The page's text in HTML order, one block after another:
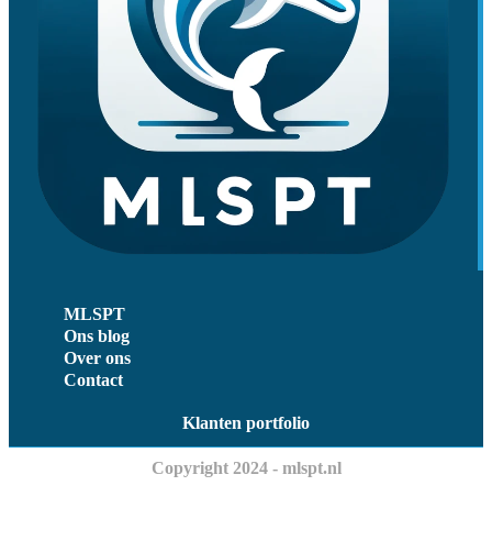
MLSPT
Ons blog
Over ons
Contact
Klanten portfolio
Copyright 2024 - mlspt.nl